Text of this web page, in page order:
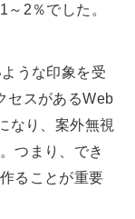
2％でした。
うな印象を受
セスがあるWeb
なり、案外無視
つまり、でき
ることが重要